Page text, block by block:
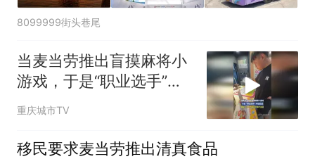
8099999街头巷尾
当麦当劳推出盲摸麻将小
游戏，于是“职业选手”申
请出战
重庆城市TV
移民要求麦当劳推出清真食品